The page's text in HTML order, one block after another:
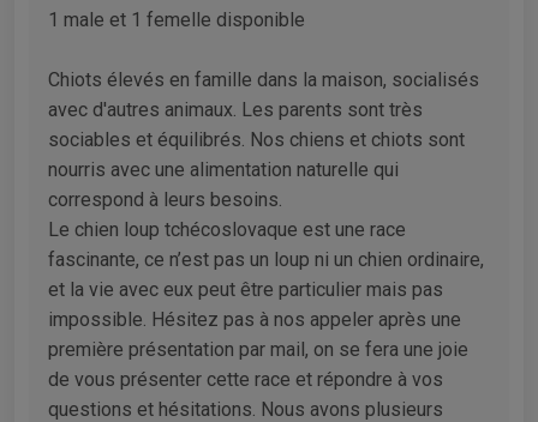
1 male et 1 femelle disponible
Chiots élevés en famille dans la maison, socialisés
avec d'autres animaux. Les parents sont très
sociables et équilibrés. Nos chiens et chiots sont
nourris avec une alimentation naturelle qui
correspond à leurs besoins.
Le chien loup tchécoslovaque est une race
fascinante, ce n’est pas un loup ni un chien ordinaire,
et la vie avec eux peut être particulier mais pas
impossible. Hésitez pas à nos appeler après une
première présentation par mail, on se fera une joie
de vous présenter cette race et répondre à vos
questions et hésitations. Nous avons plusieurs